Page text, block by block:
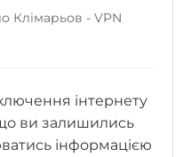
Клімарьов - VPN
інтернету
ви залишились
інформацією